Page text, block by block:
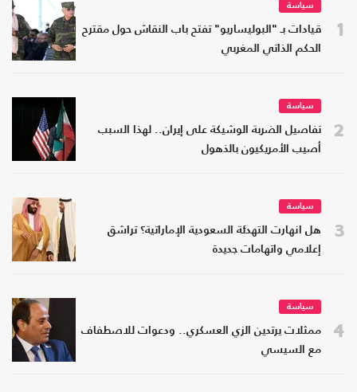
1
سياسة
قيادات بـ "البوليساريو" تفتح باب النقاش حول مقترح
الحكم الذاتي المغربي
2
سياسة
تفاصيل الضربة الوشيكة على إيران.. لهذا السبب
أصيب الأمريكيون بالذهول
3
سياسة
هل انهارت التهدئة السعودية الإماراتية؟ تراشق
إعلامي واتهامات جديدة
4
سياسة
ممثلات يرتدين الزي العسكري.. ودعوات للاصطفاف
مع السيسي